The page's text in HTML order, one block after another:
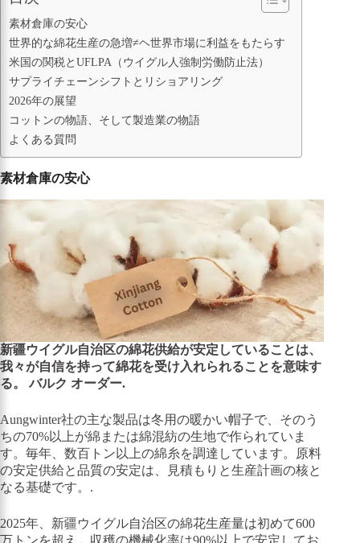
素材倉庫の安心
世界的な綿花生産の急増≠ヘ世界市場に利益をもたらす
米国の関税とUFLPA（ウイグル人強制労働防止法）
サプライチェーンシフトとリショアリング
2026年の展望
コットンの物語、そして製造業の物語
よくある質問
素材倉庫の安心
新疆ウイグル自治区の綿花供給が安定していることは、
我々が自信を持って綿花を受け入れられることを意味す
る。バルク オーダー.
Aungwinter社の主な製品は冬用の暖かい帽子で、そのう
ちの70%以上が綿または綿混紡の生地で作られていま
す。毎年、数百トン以上の綿糸を調達しています。原料
の安定供給と品質の安定は、見積もりと生産計画の核と
なる基礎です。.
2025年、新疆ウイグル自治区の綿花生産量は初めて600
万トンを超え、収穫の機械化率は90%以上で安定してお